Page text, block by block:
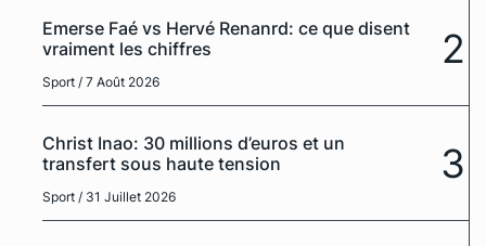
Emerse Faé vs Hervé Renanrd: ce que disent
vraiment les chiffres
Sport / 7 Août 2026
2
Christ Inao: 30 millions d’euros et un
transfert sous haute tension
Sport / 31 Juillet 2026
3